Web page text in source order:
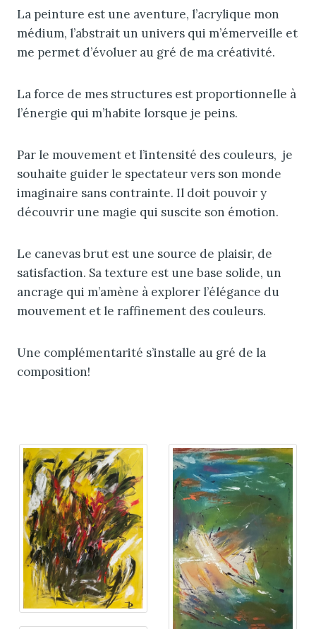
La peinture est une aventure, l’acrylique mon
médium, l’abstrait un univers qui m’émerveille et
me permet d’évoluer au gré de ma créativité.
La force de mes structures est proportionnelle à
l’énergie qui m’habite lorsque je peins.
Par le mouvement et l’intensité des couleurs, je
souhaite guider le spectateur vers son monde
imaginaire sans contrainte. Il doit pouvoir y
découvrir une magie qui suscite son émotion.
Le canevas brut est une source de plaisir, de
satisfaction. Sa texture est une base solide, un
ancrage qui m’amène à explorer l’élégance du
mouvement et le raffinement des couleurs.
Une complémentarité s’installe au gré de la
composition!